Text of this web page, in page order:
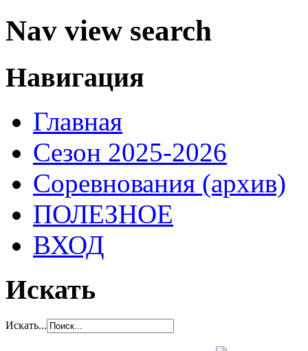
Nav view search
Навигация
Главная
Сезон 2025-2026
Соревнования (архив)
ПОЛЕЗНОЕ
ВХОД
Искать
Искать...